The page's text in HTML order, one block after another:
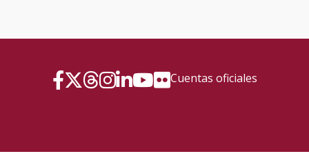
Cuentas oficiales